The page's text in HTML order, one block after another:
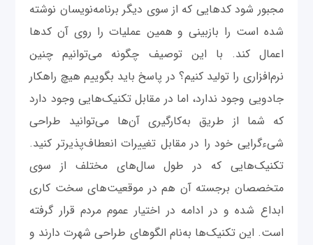
مجبور شود کدهایی که از سوی دیگر برنامه‌نویسان نوشته
شده‌ است را بازبینی و همین عملیات را روی آن کدها
اعمال کند. با این توصیف چگونه می‌توانیم چنین
نرم‌افزاری را تولید کنیم؟ در پاسخ باید بگوییم هیچ راهکار
جادویی وجود ندارد، اما در مقابل تکنیک‌هایی وجود دارد
که شما از طریق به‌کارگیری آن‌ها می‌توانید طراحی
شی‌ءگرایی خود را در مقابل تغییرات انعطاف‌پذیرتر کنید.
تکنیک‌هایی که در طول سال‌های مختلف از سوی
متخصصان برجسته آن هم در موقعیت‌های سخت کاری
ابداع شده و در ادامه در اختیار عموم مردم قرار گرفته
است. این تکنیک‌ها به‌نام الگوهای طراحی شهرت دارند و